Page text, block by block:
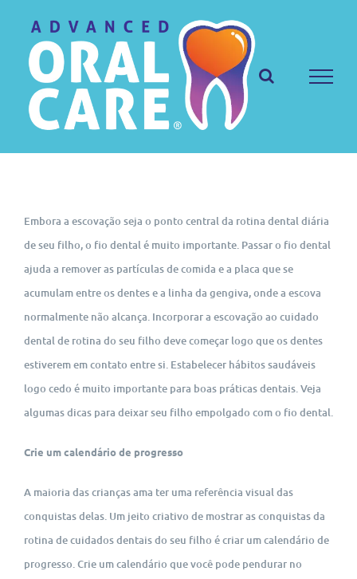
conteúdo
Embora a escovação seja o ponto central da rotina dental diária
de seu filho, o fio dental é muito importante. Passar o fio dental
ajuda a remover as partículas de comida e a placa que se
acumulam entre os dentes e a linha da gengiva, onde a escova
normalmente não alcança. Incorporar a escovação ao cuidado
dental de rotina do seu filho deve começar logo que os dentes
estiverem em contato entre si. Estabelecer hábitos saudáveis
logo cedo é muito importante para boas práticas dentais. Veja
algumas dicas para deixar seu filho empolgado com o fio dental.
Crie um calendário de progresso
A maioria das crianças ama ter uma referência visual das
conquistas delas. Um jeito criativo de mostrar as conquistas da
rotina de cuidados dentais do seu filho é criar um calendário de
progresso. Crie um calendário que você pode pendurar no